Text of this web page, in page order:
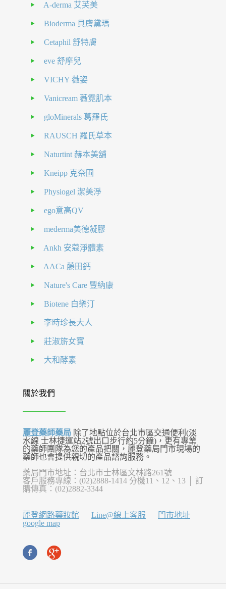
A-derma 艾芙美
Bioderma 貝膚黛瑪
Cetaphil 舒特膚
eve 舒摩兒
VICHY 薇姿
Vanicream 薇霓肌本
gloMinerals 葛羅氏
RAUSCH 羅氏草本
Naturtint 赫本美舖
Kneipp 克奈圃
Physiogel 潔美淨
ego意高QV
mederma美德凝膠
Ankh 安蔻淨體素
AACa 藤田鈣
Nature's Care 豐納康
Biotene 白樂汀
李時珍長大人
莊淑旂女寶
大和酵素
關於我們
麗登藥師藥局 除了地點位於台北市區交通便利(淡
水線 士林捷運站2號出口步行約5分鐘)，更有專業
的藥師團隊為您的產品把關，麗登藥局門市現場的
藥師也會提供親切的產品諮詢服務。
藥局門市地址：台北市士林區文林路261號
客戶服務專線：(02)2888-1414 分機11、12、13 │ 訂
購傳真：(02)2882-3344
麗登網路藥妝館 Line@線上客服
門市地址
google map